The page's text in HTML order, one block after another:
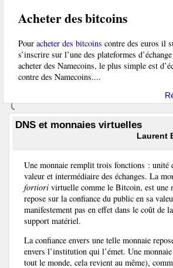
Acheter des bitcoins
Pour acheter des bitcoins contre des euros il
s’inscrire sur l’une des plateformes
acheter des Namecoins, le plus simple est
contre des Namecoins....
DNS et monnaies virtuelles
Laurent
Une monnaie remplit trois fonctions : unité
valeur et intermédiaire des échanges. La
fortiori virtuelle comme le Bitcoin, est une
repose sur la confiance du public en sa
manifestement pas en effet dans le coût de
support matériel.
La confiance envers une telle monnaie
envers l’institution qui l’émet. Une
tout le monde, cela revient au même),